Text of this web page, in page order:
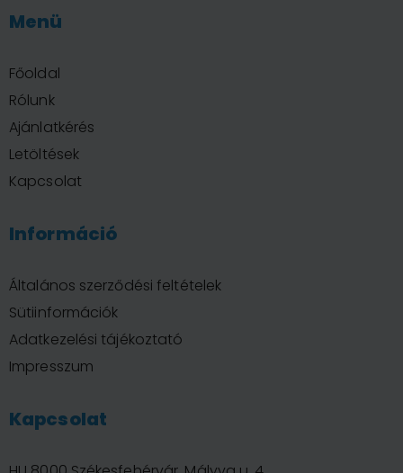
Menü
Főoldal
Rólunk
Ajánlatkérés
Letöltések
Kapcsolat
Információ
Általános szerződési feltételek
Sütiinformációk
Adatkezelési tájékoztató
Impresszum
Kapcsolat